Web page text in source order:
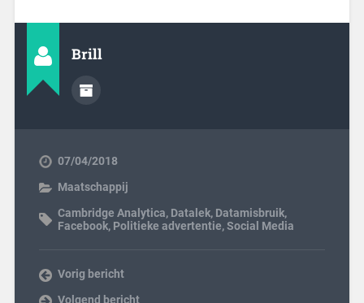
Brill
07/04/2018
Maatschappij
Cambridge Analytica, Datalek, Datamisbruik,
Facebook, Politieke advertentie,Social Media
Vorig bericht
Volgend bericht